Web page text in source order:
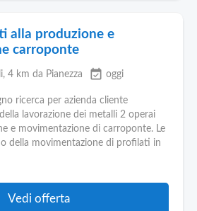
alla produzione e
carroponte
, 4 km da Pianezza event_available oggi
ricerca per azienda cliente
lavorazione dei metalli 2 operai
e movimentazione di carroponte. Le
della movimentazione di profilati in
Vedi offerta